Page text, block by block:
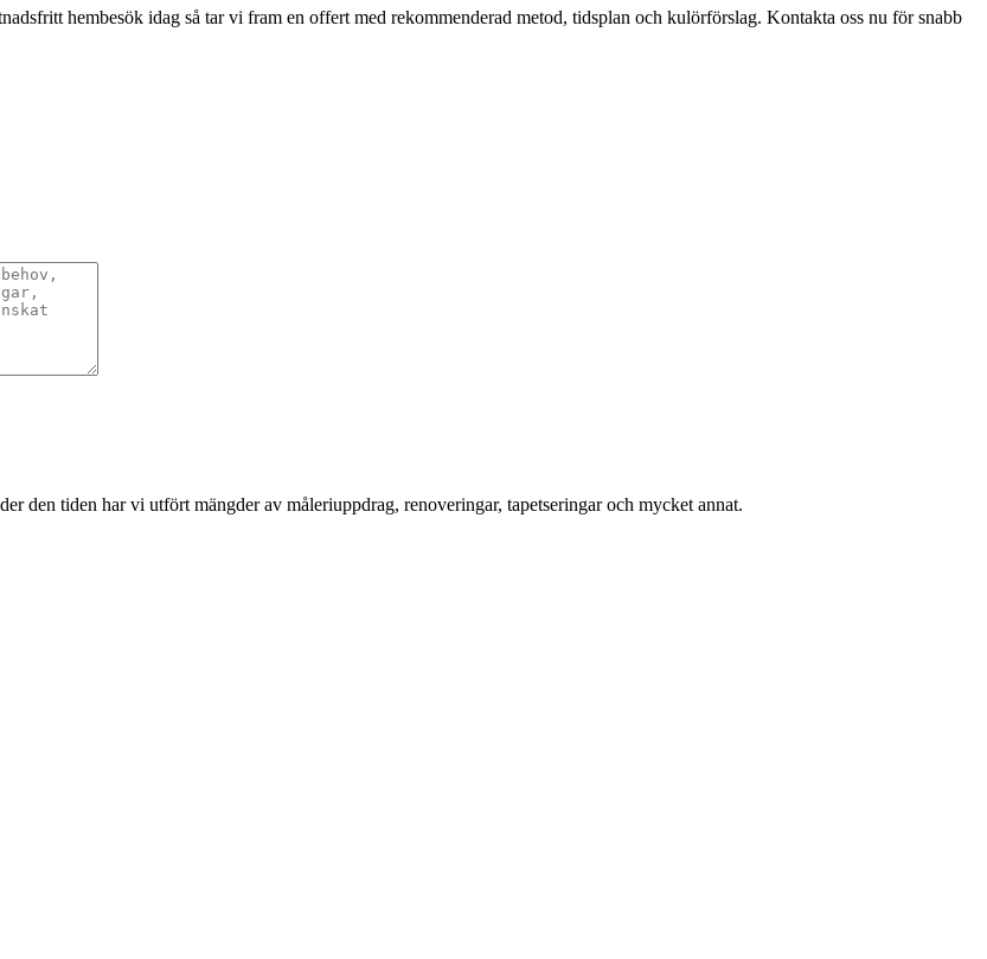
hembesök idag så tar vi fram en offert med rekommenderad metod, tidsplan och kulörförslag. Kontakta oss nu för snabb
den tiden har vi utfört mängder av måleriuppdrag, renoveringar, tapetseringar och mycket annat.